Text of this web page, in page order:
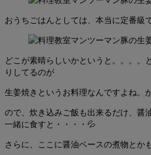
おうちごはんとしては、本当に定番
どこが素晴らしいかというと。。。。
りしてるのが
生姜焼きというお料理なんですよね。
ので、炊き込みご飯も出来るだけ、醤
一緒に食すと・・・・💦
さらに、ここに醤油ベースの煮物とか